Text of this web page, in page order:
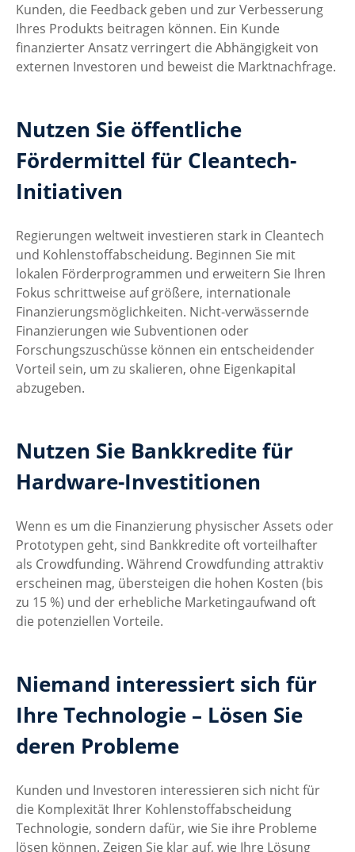
Kunden, die Feedback geben und zur Verbesserung
Ihres Produkts beitragen können. Ein Kunde
finanzierter Ansatz verringert die Abhängigkeit von
externen Investoren und beweist die Marktnachfrage.
Nutzen Sie öffentliche
Fördermittel für Cleantech-
Initiativen
Regierungen weltweit investieren stark in Cleantech
und Kohlenstoffabscheidung. Beginnen Sie mit
lokalen Förderprogrammen und erweitern Sie Ihren
Fokus schrittweise auf größere, internationale
Finanzierungsmöglichkeiten. Nicht-verwässernde
Finanzierungen wie Subventionen oder
Forschungszuschüsse können ein entscheidender
Vorteil sein, um zu skalieren, ohne Eigenkapital
abzugeben.
Nutzen Sie Bankkredite für
Hardware-Investitionen
Wenn es um die Finanzierung physischer Assets oder
Prototypen geht, sind Bankkredite oft vorteilhafter
als Crowdfunding. Während Crowdfunding attraktiv
erscheinen mag, übersteigen die hohen Kosten (bis
zu 15 %) und der erhebliche Marketingaufwand oft
die potenziellen Vorteile.
Niemand interessiert sich für
Ihre Technologie – Lösen Sie
deren Probleme
Kunden und Investoren interessieren sich nicht für
die Komplexität Ihrer Kohlenstoffabscheidung
Technologie, sondern dafür, wie Sie ihre Probleme
lösen können. Zeigen Sie klar auf, wie Ihre Lösung